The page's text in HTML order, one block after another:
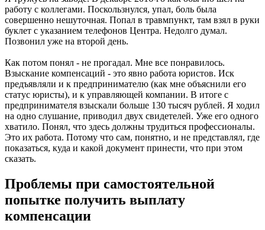
работу с коллегами. Поскользнулся, упал, боль была
совершенно нешуточная. Попал в травмпункт, там взял в руки
буклет с указанием телефонов Центра. Недолго думал.
Позвонил уже на второй день.
Как потом понял - не прогадал. Мне все понравилось.
Взыскание компенсаций - это явно работа юристов. Иск
предъявляли и к предпринимателю (как мне объяснили его
статус юристы), и к управляющей компании. В итоге с
предпринимателя взыскали больше 130 тысяч рублей. Я ходил
на одно слушание, приводил двух свидетелей. Уже его одного
хватило. Понял, что здесь должны трудиться профессионалы.
Это их работа. Потому что сам, понятно, и не представлял, где
показаться, куда и какой документ принести, что при этом
сказать.
Проблемы при самостоятельной
попытке получить выплату
компенсации